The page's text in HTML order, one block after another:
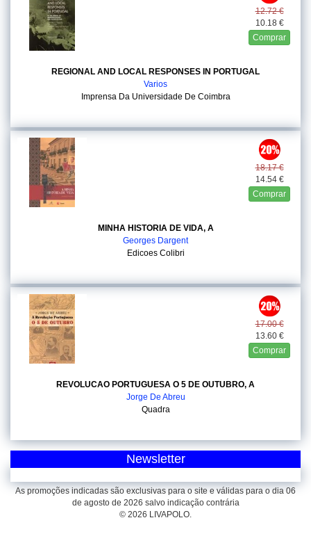
12.72 €
10.18 €
Comprar
REGIONAL AND LOCAL RESPONSES IN PORTUGAL
Varios
Imprensa Da Universidade De Coimbra
18.17 €
14.54 €
Comprar
MINHA HISTORIA DE VIDA, A
Georges Dargent
Edicoes Colibri
17.00 €
13.60 €
Comprar
REVOLUCAO PORTUGUESA O 5 DE OUTUBRO, A
Jorge De Abreu
Quadra
Newsletter
As promoções indicadas são exclusivas para o site e válidas para o dia 06
de agosto de 2026 salvo indicação contrária
© 2026 LIVAPOLO.